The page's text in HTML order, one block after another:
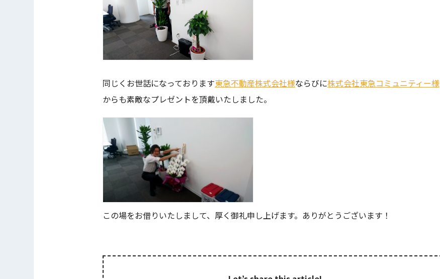
同じくお世話になっております東急不動産株式会社様ならびに株式会社東急コミュニティー様
からも素敵なプレゼントを頂戴いたしました。
この場をお借りいたしまして、厚く御礼申し上げます。ありがとうございます！